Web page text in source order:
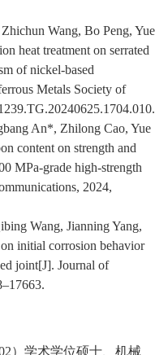
Wang, Bo Peng, Yue
heat treatment on serrated
of nickel-based
Metals Society of
An*, Zhilong Cao, Yue
content on strength and
MPa-grade high-strength
2024,
Wang, Jianning Yang,
initial corrosion behavior
joint[J]. Journal of
）学术学位硕士、机械